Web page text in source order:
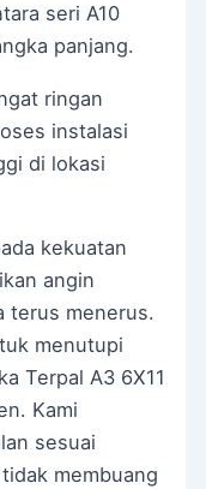
seri A10
panjang.
ringan
instalasi
di lokasi
kekuatan
angin
terus menerus.
menutupi
Terpal A3 6X11
Kami
sesuai
membuang